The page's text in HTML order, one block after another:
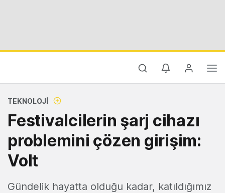
TEKNOLOJI
Festivalcilerin şarj cihazı
problemini çözen girişim:
Volt
Gündelik hayatta olduğu kadar, katıldığımız